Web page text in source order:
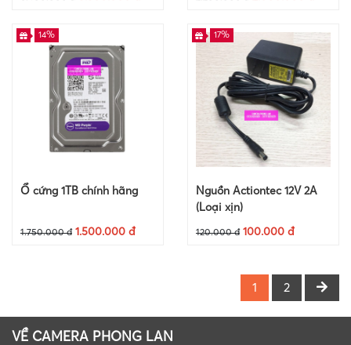
Ổ cứng 1TB chính hãng
14%
1.750.000 đ 1.500.000 đ
Nguồn Actiontec 12V 2A
(Loại xịn)
17%
120.000 đ 100.000 đ
1 2
VỀ CAMERA PHONG LAN